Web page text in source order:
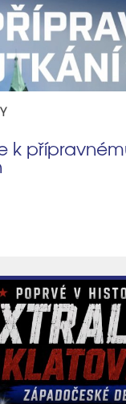
k